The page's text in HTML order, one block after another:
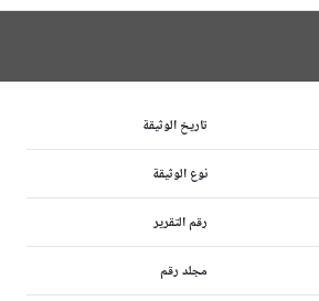
تاريخ الوثيقة
نوع الوثيقة
رقم التقرير
مجلد رقم